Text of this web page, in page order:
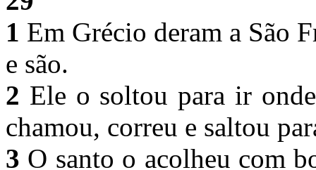
1 Em Grécio deram a São
e são.
2 Ele o soltou para ir
chamou, correu e saltou
3 O santo o acolheu com